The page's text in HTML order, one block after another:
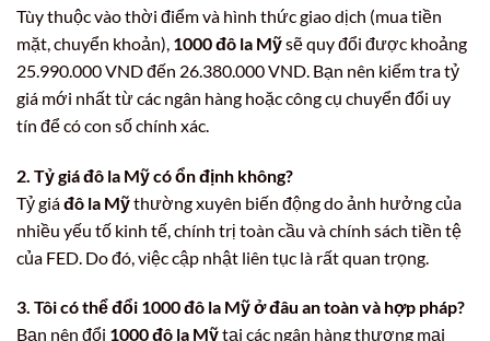
Tùy thuộc vào thời điểm và hình thức giao dịch (mua tiền
mặt, chuyển khoản), 1000 đô la Mỹsẽ quy đổi được khoảng
25.990.000 VND đến 26.380.000 VND. Bạn nên kiểm tra tỷ
giá mới nhất từ các ngân hàng hoặc công cụ chuyển đổi uy
tín để có con số chính xác.
2. Tỷ giá đô la Mỹ có ổn định không?
Tỷ giáđô la Mỹthường xuyên biến động do ảnh hưởng của
nhiều yếu tố kinh tế, chính trị toàn cầu và chính sách tiền tệ
của FED. Do đó, việc cập nhật liên tục là rất quan trọng.
3. Tôi có thể đổi 1000 đô la Mỹ ở đâu an toàn và hợp pháp?
Bạn nên đổi 1000 đô la Mỹtại các ngân hàng thương mại